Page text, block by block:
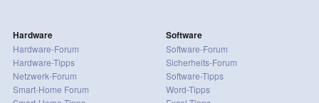
Hardware
Hardware-Forum
Hardware-Tipps
Netzwerk-Forum
Smart-Home Forum
Software
Software-Forum
Sicherheits-Forum
Software-Tipps
Word-Tipps